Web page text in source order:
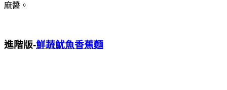
麻醬。
進階版-鮮蔬魷魚香蕉麵